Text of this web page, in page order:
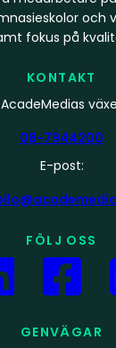
och
fokus på
KONTAKT
AcadeMedias
08-7944200
E-post:
FÖLJ OSS
GENVÄGAR